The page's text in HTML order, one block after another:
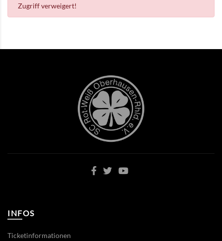
Zugriff verweigert!
INFOS
Ticketinformationen